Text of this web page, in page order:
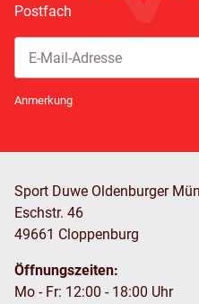
Postfach
Anmerkung
Sport Duwe Oldenburger
Eschstr. 46
49661 Cloppenburg
Öffnungszeiten:
Mo - Fr: 12:00 - 18:00 Uhr